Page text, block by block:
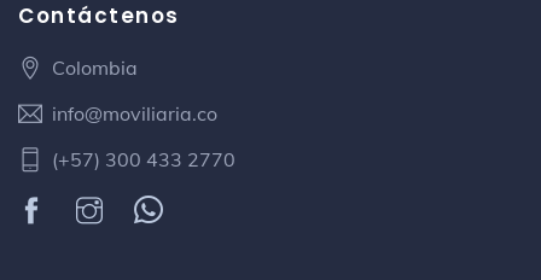
Contáctenos
Colombia
info@moviliaria.co
(+57) 300 433 2770